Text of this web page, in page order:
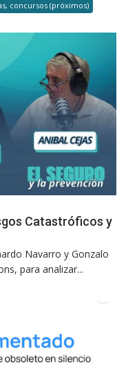
concursos (próximos)
Catastróficos y
Navarro y Gonzalo
para analizar...